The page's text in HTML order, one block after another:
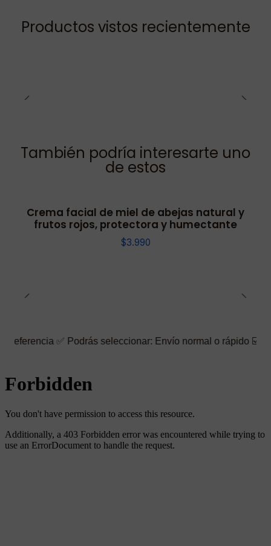
Productos vistos recientemente
También podría interesarte uno
de estos
Crema facial de miel de abejas natural y
frutos rojos, protectora y humectante
$3.990
seleccionar: Envío normal o rápido ☑️ También